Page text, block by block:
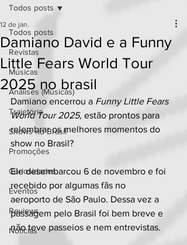
Todos posts
Revistas
Músicas
Análises (Músicas)
Trajetória
Shows no Brasil
Promoções
Curiosidades
Eventos
Reviews
Notícias
Todos posts
Damiano David e a Funny
Little Fears World Tour
2025 no brasil
12 de jan.
Damiano encerrou a Funny Little Fears
World Tour 2025, estão prontos para
relembrar os melhores momentos do
show no Brasil?
Ele desembarcou 6 de novembro e foi
recebido por algumas fãs no
aeroporto de São Paulo. Dessa vez a
passagem pelo Brasil foi bem breve e
não teve passeios e nem entrevistas.